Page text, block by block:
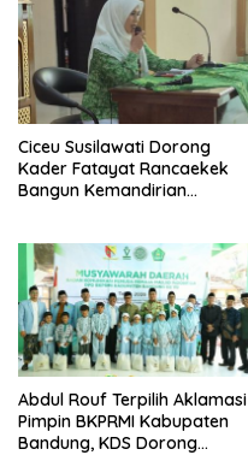
Ciceu Susilawati Dorong
Kader Fatayat Rancaekek
Bangun Kemandirian
Abdul Rouf Terpilih Aklamasi
Pimpin BKPRMI Kabupaten
Bandung, KDS Dorong